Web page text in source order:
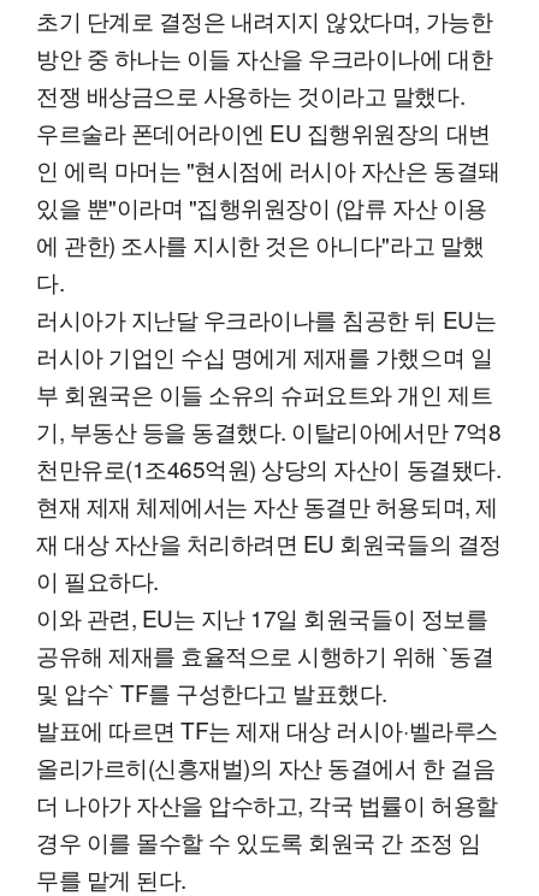
초기 단계로 결정은 내려지지 않았다며, 가능한
방안 중 하나는 이들 자산을 우크라이나에 대한
전쟁 배상금으로 사용하는 것이라고 말했다.
우르술라 폰데어라이엔 EU 집행위원장의 대변
인 에릭 마머는 "현시점에 러시아 자산은 동결돼
있을 뿐"이라며 "집행위원장이 (압류 자산 이용
에 관한) 조사를 지시한 것은 아니다"라고 말했
다.
러시아가 지난달 우크라이나를 침공한 뒤 EU는
러시아 기업인 수십 명에게 제재를 가했으며 일
부 회원국은 이들 소유의 슈퍼요트와 개인 제트
기, 부동산 등을 동결했다. 이탈리아에서만 7억8
천만유로(1조465억원) 상당의 자산이 동결됐다.
현재 제재 체제에서는 자산 동결만 허용되며, 제
재 대상 자산을 처리하려면 EU 회원국들의 결정
이 필요하다.
이와 관련, EU는 지난 17일 회원국들이 정보를
공유해 제재를 효율적으로 시행하기 위해 `동결
및 압수` TF를 구성한다고 발표했다.
발표에 따르면 TF는 제재 대상 러시아·벨라루스
올리가르히(신흥재벌)의 자산 동결에서 한 걸음
더 나아가 자산을 압수하고, 각국 법률이 허용할
경우 이를 몰수할 수 있도록 회원국 간 조정 임
무를 맡게 된다.